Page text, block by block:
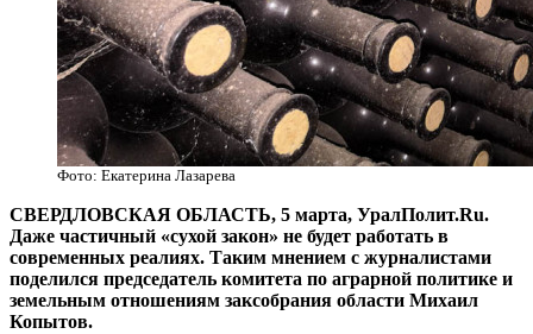
Фото: Екатерина Лазарева
СВЕРДЛОВСКАЯ ОБЛАСТЬ, 5 марта, УралПолит.Ru.
Даже частичный «сухой закон» не будет работать в
современных реалиях. Таким мнением с журналистами
поделился председатель комитета по аграрной политике и
земельным отношениям заксобрания области Михаил
Копытов.